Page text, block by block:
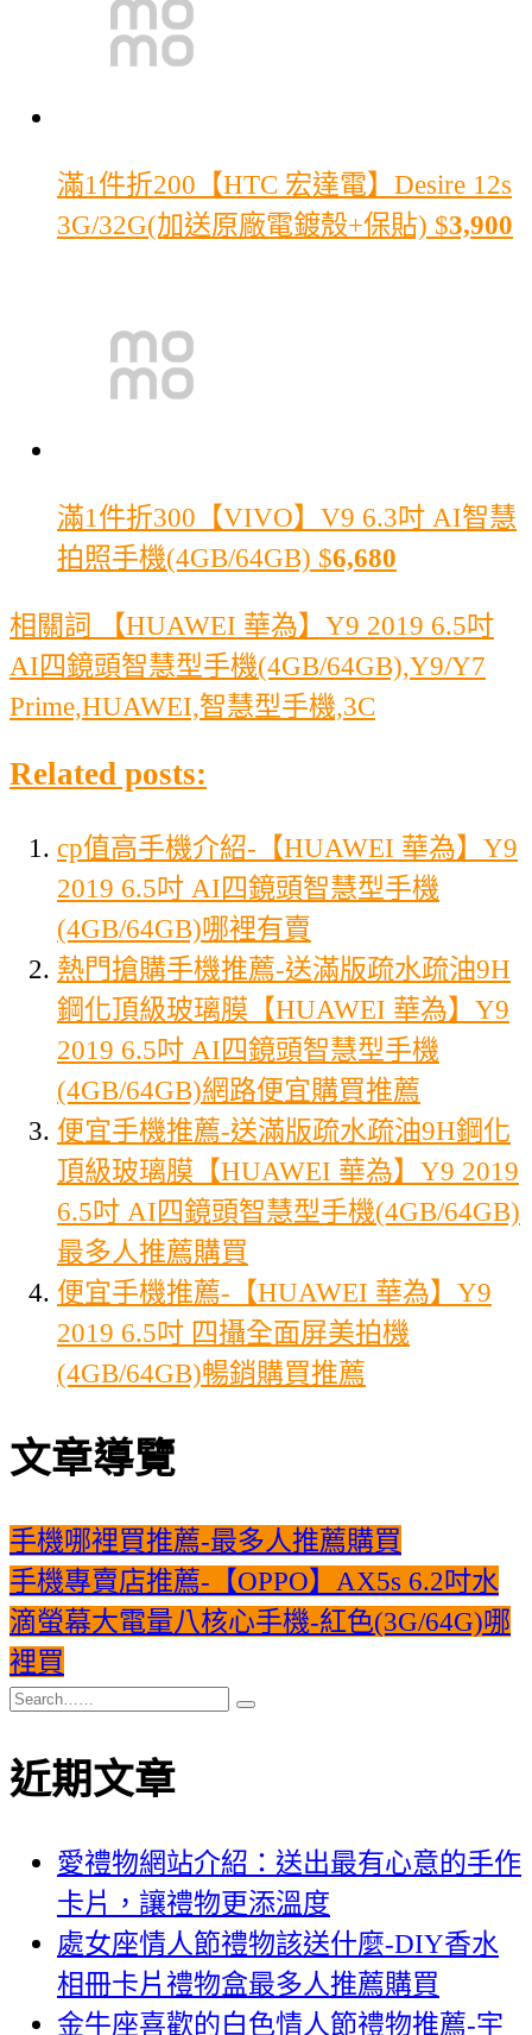
滿1件折200 【HTC 宏達電】Desire 12s
3G/32G(加送原廠電鍍殼+保貼) $3,900
滿1件折300 【VIVO】V9 6.3吋 AI智慧
拍照手機(4GB/64GB) $6,680
相關詞 【HUAWEI 華為】Y9 2019 6.5吋
AI四鏡頭智慧型手機(4GB/64GB),Y9/Y7
Prime,HUAWEI,智慧型手機,3C
Related posts:
cp值高手機介紹-【HUAWEI 華為】Y9
2019 6.5吋 AI四鏡頭智慧型手機
(4GB/64GB)哪裡有賣
熱門搶購手機推薦-送滿版疏水疏油9H
鋼化頂級玻璃膜【HUAWEI 華為】Y9
2019 6.5吋 AI四鏡頭智慧型手機
(4GB/64GB)網路便宜購買推薦
便宜手機推薦-送滿版疏水疏油9H鋼化
頂級玻璃膜【HUAWEI 華為】Y9 2019
6.5吋 AI四鏡頭智慧型手機(4GB/64GB)
最多人推薦購買
便宜手機推薦-【HUAWEI 華為】Y9
2019 6.5吋 四攝全面屏美拍機
(4GB/64GB)暢銷購買推薦
文章導覽
手機哪裡買推薦-最多人推薦購買
手機專賣店推薦-【OPPO】AX5s 6.2吋水
滴螢幕大電量八核心手機-紅色(3G/64G)哪
裡買
近期文章
愛禮物網站介紹：送出最有心意的手作
卡片，讓禮物更添溫度
處女座情人節禮物該送什麼-DIY香水
相冊卡片禮物盒最多人推薦購買
金牛座喜歡的白色情人節禮物推薦-宇